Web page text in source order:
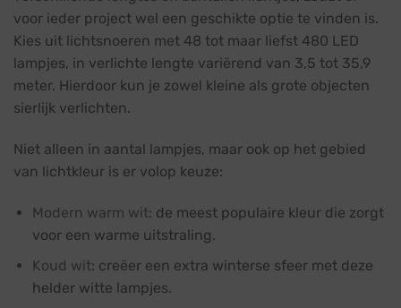
voor ieder project wel een geschikte optie te vinden is.
Kies uit lichtsnoeren met 48 tot maar liefst 480 LED
lampjes, in verlichte lengte variërend van 3,5 tot 35,9
meter. Hierdoor kun je zowel kleine als grote objecten
sierlijk verlichten.
Niet alleen in aantal lampjes, maar ook op het gebied
van lichtkleur is er volop keuze:
Modern warm wit: de meest populaire kleur die zorgt
voor een warme uitstraling.
Koud wit: creëer een extra winterse sfeer met deze
helder witte lampjes.